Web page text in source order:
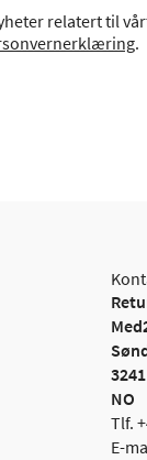
relatert til
.
NO
Tlf.
E-